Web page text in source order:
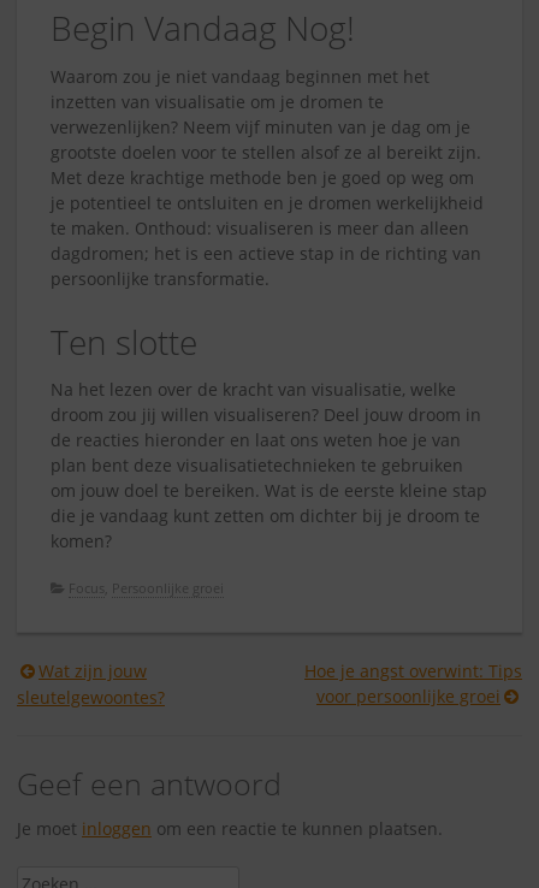
Begin Vandaag Nog!
Waarom zou je niet vandaag beginnen met het
inzetten van visualisatie om je dromen te
verwezenlijken? Neem vijf minuten van je dag om je
grootste doelen voor te stellen alsof ze al bereikt zijn.
Met deze krachtige methode ben je goed op weg om
je potentieel te ontsluiten en je dromen werkelijkheid
te maken. Onthoud: visualiseren is meer dan alleen
dagdromen; het is een actieve stap in de richting van
persoonlijke transformatie.
Ten slotte
Na het lezen over de kracht van visualisatie, welke
droom zou jij willen visualiseren? Deel jouw droom in
de reacties hieronder en laat ons weten hoe je van
plan bent deze visualisatietechnieken te gebruiken
om jouw doel te bereiken. Wat is de eerste kleine stap
die je vandaag kunt zetten om dichter bij je droom te
komen?
Focus Persoonlijke groei
Berichtnavigatie
Wat zijn jouw
sleutelgewoontes?
Hoe je angst overwint: Tips
voor persoonlijke groei
Geef een antwoord
Je moet inloggen om een reactie te kunnen plaatsen.
Zoeken